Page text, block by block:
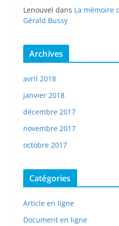
Lenouvel dans La mémoire
Gérald Bussy
Archives
avril 2018
janvier 2018
décembre 2017
novembre 2017
octobre 2017
Catégories
Article en ligne
Document en ligne